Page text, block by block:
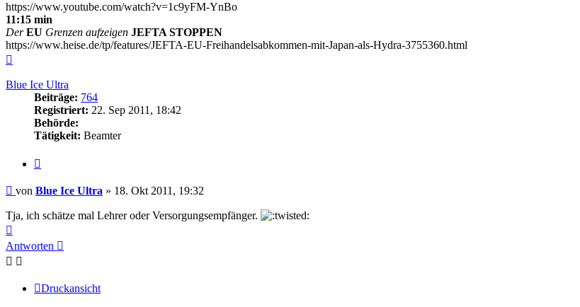
https://www.youtube.com/watch?v=1c9yFM-YnBo
11:15 min
Der EU Grenzen aufzeigen JEFTA STOPPEN
https://www.heise.de/tp/features/JEFTA-EU-Freihandelsabkommen-mit-Japan-als-Hydra-3755360.html
Blue Ice Ultra
Beiträge: 764
Registriert: 22. Sep 2011, 18:42
Behörde:
Tätigkeit: Beamter
Beitrag
von Blue Ice Ultra » 18. Okt 2011, 19:32
Tja, ich schätze mal Lehrer oder Versorgungsempfänger.
oben
Antworten
Druckansicht